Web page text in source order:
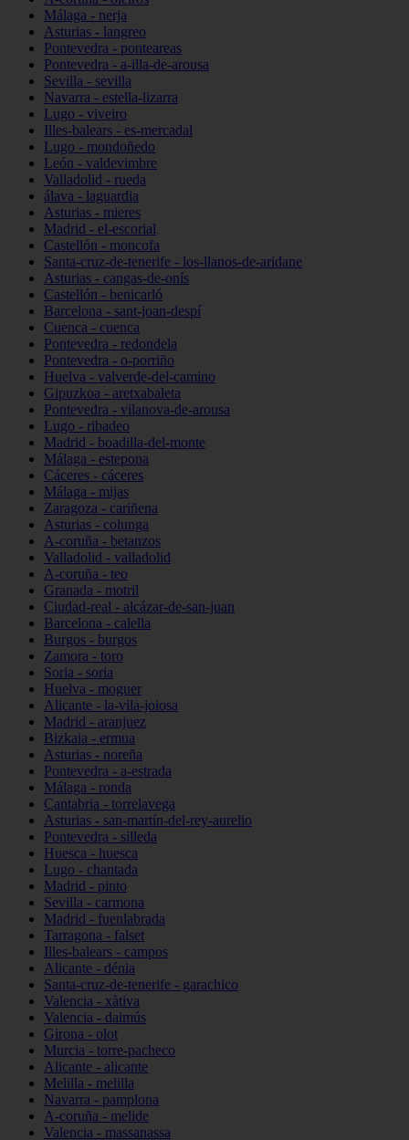
Málaga - nerja
Asturias - langreo
Pontevedra - ponteareas
Pontevedra - a-illa-de-arousa
Sevilla - sevilla
Navarra - estella-lizarra
Lugo - viveiro
Illes-balears - es-mercadal
Lugo - mondoñedo
León - valdevimbre
Valladolid - rueda
álava - laguardia
Asturias - mieres
Madrid - el-escorial
Castellón - moncofa
Santa-cruz-de-tenerife - los-llanos-de-aridane
Asturias - cangas-de-onís
Castellón - benicarló
Barcelona - sant-joan-despí
Cuenca - cuenca
Pontevedra - redondela
Pontevedra - o-porriño
Huelva - valverde-del-camino
Gipuzkoa - aretxabaleta
Pontevedra - vilanova-de-arousa
Lugo - ribadeo
Madrid - boadilla-del-monte
Málaga - estepona
Cáceres - cáceres
Málaga - mijas
Zaragoza - cariñena
Asturias - colunga
A-coruña - betanzos
Valladolid - valladolid
A-coruña - teo
Granada - motril
Ciudad-real - alcázar-de-san-juan
Barcelona - calella
Burgos - burgos
Zamora - toro
Soria - soria
Huelva - moguer
Alicante - la-vila-joiosa
Madrid - aranjuez
Bizkaia - ermua
Asturias - noreña
Pontevedra - a-estrada
Málaga - ronda
Cantabria - torrelavega
Asturias - san-martín-del-rey-aurelio
Pontevedra - silleda
Huesca - huesca
Lugo - chantada
Madrid - pinto
Sevilla - carmona
Madrid - fuenlabrada
Tarragona - falset
Illes-balears - campos
Alicante - dénia
Santa-cruz-de-tenerife - garachico
Valencia - xàtiva
Valencia - daimús
Girona - olot
Murcia - torre-pacheco
Alicante - alicante
Melilla - melilla
Navarra - pamplona
A-coruña - melide
Valencia - massanassa